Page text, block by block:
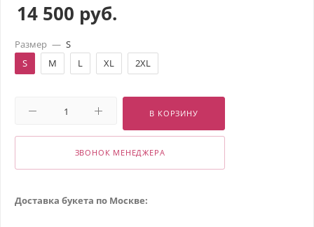
14 500 руб.
Размер — S
S
M L XL 2XL
В КОРЗИНУ
ЗВОНОК МЕНЕДЖЕРА
Доставка букета по Москве: